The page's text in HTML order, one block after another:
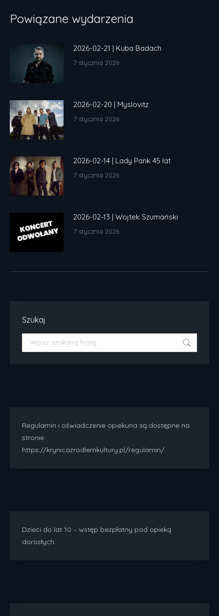
Powiązane wydarzenia
2026-02-21 | Kuba Badach
7 stycznia 2026
2026-02-20 | Myslovitz
7 stycznia 2026
2026-02-14 | Lady Pank 45 lat
7 stycznia 2026
2026-02-13 | Wojtek Szumański
7 stycznia 2026
Szukaj
Szukaj:
Regulamin i oświadczenie opiekuna są dostępne na
stronie
https://krynicazrodlemkultury.pl/regulamin/
Dzieci do lat 10 – wstęp bezpłatny pod opieką
dorosłych.